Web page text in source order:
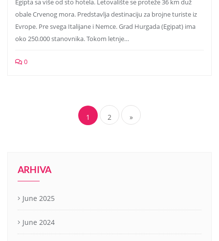
Egipta sa više od sto hotela. Letovalište se proteže 36 km duž
obale Crvenog mora. Predstavlja destinaciju za brojne turiste iz
Evrope. Pre svega Italijane i Nemce. Grad Hurgada (Egipat) ima
oko 250.000 stanovnika. Tokom letnje…
0
1 2 »
ARHIVA
June 2025
June 2024